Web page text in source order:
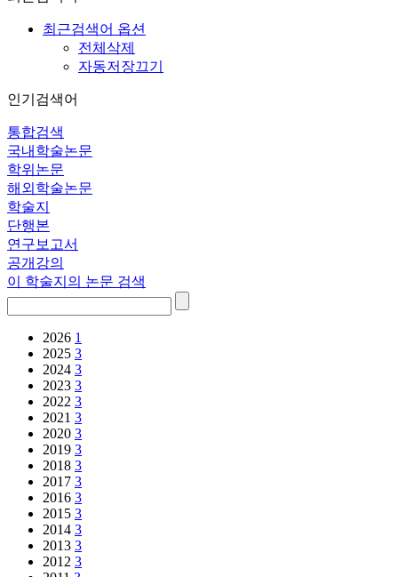
최근검색어 옵션
전체삭제
자동저장끄기
인기검색어
통합검색
국내학술논문
학위논문
해외학술논문
학술지
단행본
연구보고서
공개강의
이 학술지의 논문 검색
2026 1
2025 3
2024 3
2023 3
2022 3
2021 3
2020 3
2019 3
2018 3
2017 3
2016 3
2015 3
2014 3
2013 3
2012 3